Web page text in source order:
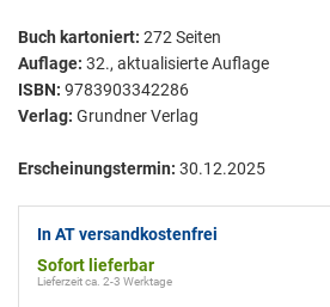
Buch kartoniert: 272 Seiten
Auflage: 32., aktualisierte Auflage
ISBN: 9783903342286
Verlag: Grundner Verlag
Erscheinungstermin: 30.12.2025
In AT versandkostenfrei
Sofort lieferbar
Lieferzeit ca. 2-3 Werktage